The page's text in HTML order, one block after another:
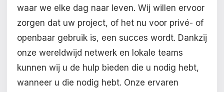
waar we elke dag naar leven. Wij willen ervoor
zorgen dat uw project, of het nu voor privé- of
openbaar gebruik is, een succes wordt. Dankzij
onze wereldwijd netwerk en lokale teams
kunnen wij u de hulp bieden die u nodig hebt,
wanneer u die nodig hebt. Onze ervaren